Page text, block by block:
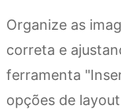
Organize as
correta e
ferramenta
opções de